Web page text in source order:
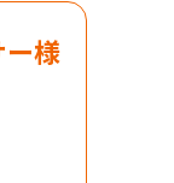
ー様